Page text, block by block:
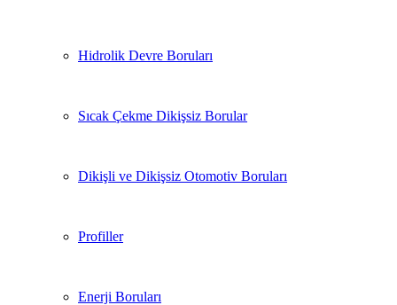
Hidrolik Devre Boruları
Sıcak Çekme Dikişsiz Borular
Dikişli ve Dikişsiz Otomotiv Boruları
Profiller
Enerji Boruları